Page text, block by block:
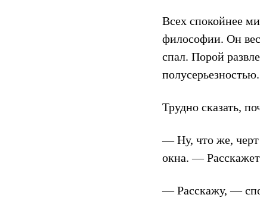
Всех спокойнее
философии. Он
спал. Порой
полусерьезностью.
Трудно сказать,
— Ну, что же, черт
окна. —
— Расскажу, —